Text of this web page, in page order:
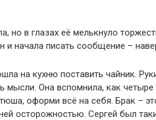
но в глазах её мелькнуло
и начала писать сообщение –
на кухню поставить чайник.
мысли. Она вспомнила, как
оформи всё на себя. Брак –
осторожностью. Сергей был